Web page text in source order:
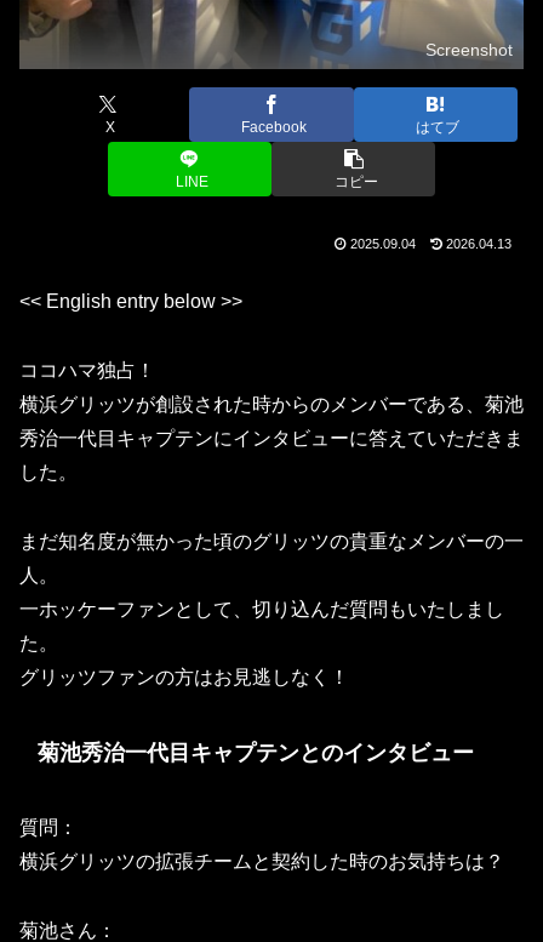
Screenshot
X Facebook はてブ
LINE コピー
2025.09.04 2026.04.13
<< English entry below >>
ココハマ独占！
横浜グリッツが創設された時からのメンバーである、菊池
秀治一代目キャプテンにインタビューに答えていただきま
した。
まだ知名度が無かった頃のグリッツの貴重なメンバーの一
人。
一ホッケーファンとして、切り込んだ質問もいたしまし
た。
グリッツファンの方はお見逃しなく！
菊池秀治一代目キャプテンとのインタビュー
質問：
横浜グリッツの拡張チームと契約した時のお気持ちは？
菊池さん：